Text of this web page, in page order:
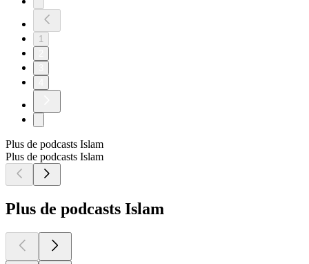
1
Plus de podcasts Islam
Plus de podcasts Islam
Plus de podcasts Islam